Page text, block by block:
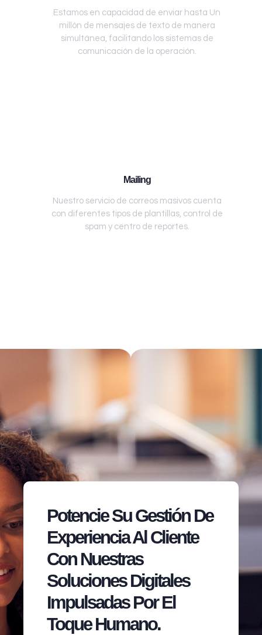
Estamos en capacidad de enviar hasta Un
millón de mensajes de texto de manera
simultánea, facilitando los sistemas de
comunicación de la operación.
Mailing
Nuestro servicio de correos masivos cuenta
con diferentes tipos de plantillas, control de
spam y centro de reportes.
Potencie Su Gestión De
Experiencia Al Cliente
Con Nuestras
Soluciones Digitales
Impulsadas Por El
Toque Humano.